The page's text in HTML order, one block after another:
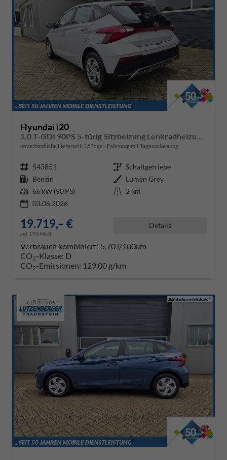
Hyundai i20
unverbindliche Lieferzeit: 16 Tage Fahrzeug mit Tageszulassung
Fahrzeugnr. 543851 Getriebe Schaltgetriebe
Kraftstoff Benzin Außenfarbe Lumen Grey
Leistung 66 kW (90 PS) Kilometerstand 2 km
03.06.2026
19.719,– €
incl. 19% MwSt.
Details
Verbrauch kombiniert: 5,70 l/100km
CO2-Klasse: D
CO2-Emissionen: 129,00 g/km